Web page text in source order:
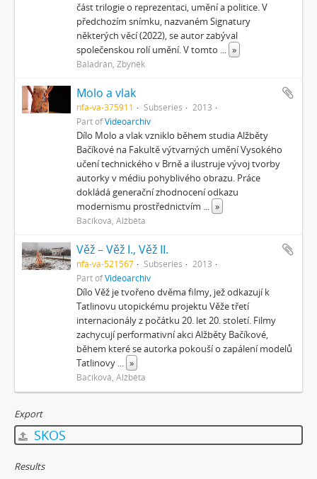
část trilogie o reprezentaci, umění a politice. V
předchozím snímku, nazvaném Signatury
některých věcí (2022), se autor zabýval
společenskou rolí umění. V tomto ... »
Baladrán, Zbyněk
Molo a vlak
nfa-va-375911 Subseries
2013
Part ofVideoarchiv
Dílo Molo a vlak vzniklo během studia Alžběty
Bačíkové na Fakultě výtvarných umění Vysokého
učení technického v Brně a ilustruje vývoj tvorby
autorky v médiu pohyblivého obrazu. Práce
dokládá generační zhodnocení odkazu
modernismu prostřednictvím ... »
Bačíková, Alžběta
Věž – Věž I., Věž II.
nfa-va-521567 Subseries
2013
Part ofVideoarchiv
Dílo Věž je tvořeno dvěma filmy, jež odkazují k
Tatlinovu utopickému projektu Věže třetí
internacionály z počátku 20. let 20. století. Filmy
zachycují performativní akci Alžběty Bačíkové,
během které se autorka pokouší o zapálení modelů
Tatlinovy ... »
Bačíková, Alžběta
Export
SKOS
Results